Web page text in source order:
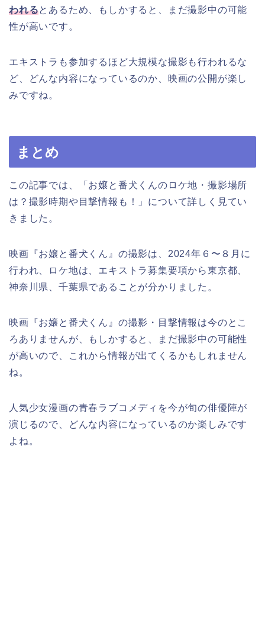
われるとあるため、もしかすると、まだ撮影中の可能
性が高いです。
エキストラも参加するほど大規模な撮影も行われるな
ど、どんな内容になっているのか、映画の公開が楽し
みですね。
まとめ
この記事では、「お嬢と番犬くんのロケ地・撮影場所
は？撮影時期や目撃情報も！」について詳しく見てい
きました。
映画『お嬢と番犬くん』の撮影は、2024年６〜８月に
行われ、ロケ地は、エキストラ募集要項から東京都、
神奈川県、千葉県であることが分かりました。
映画『お嬢と番犬くん』の撮影・目撃情報は今のとこ
ろありませんが、もしかすると、まだ撮影中の可能性
が高いので、これから情報が出てくるかもしれません
ね。
人気少女漫画の青春ラブコメディを今が旬の俳優陣が
演じるので、どんな内容になっているのか楽しみです
よね。